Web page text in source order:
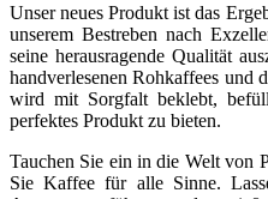
Unser neues Produkt ist das
unserem Bestreben nach
seine herausragende Qualität
handverlesenen Rohkaffees und
wird mit Sorgfalt beklebt,
perfektes Produkt zu bieten.
Tauchen Sie ein in die Welt von
Sie Kaffee für alle Sinne.